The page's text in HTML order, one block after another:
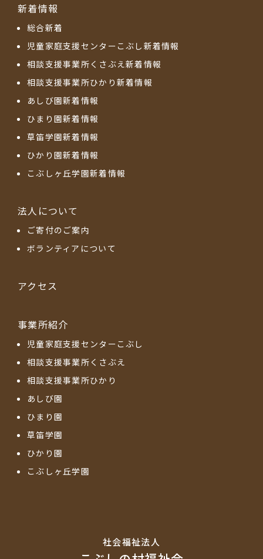
新着情報
総合新着
児童家庭支援センターこぶし新着情報
相談支援事業所くさぶえ新着情報
相談支援事業所ひかり新着情報
あしび園新着情報
ひまり園新着情報
草笛学園新着情報
ひかり園新着情報
こぶしヶ丘学園新着情報
法人について
ご寄付のご案内
ボランティアについて
アクセス
事業所紹介
児童家庭支援センターこぶし
相談支援事業所くさぶえ
相談支援事業所ひかり
あしび園
ひまり園
草笛学園
ひかり園
こぶしヶ丘学園
社会福祉法⼈